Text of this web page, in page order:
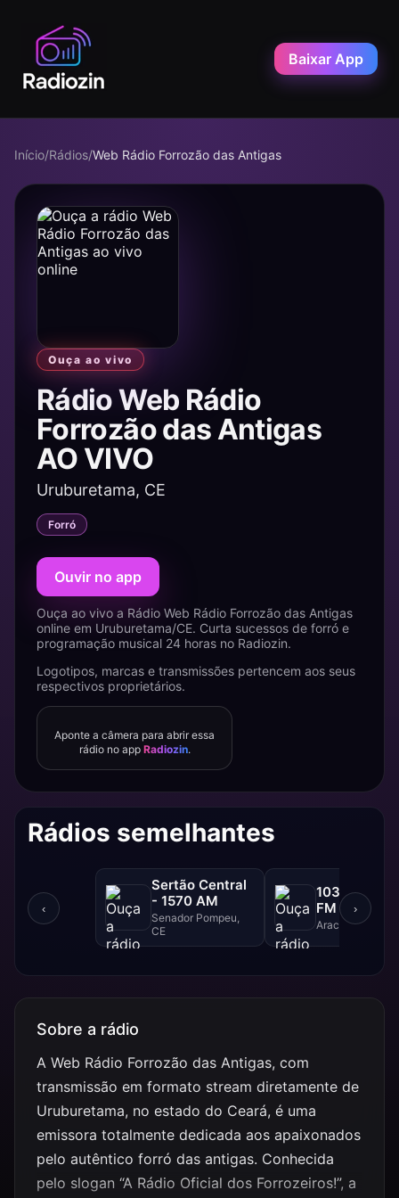
Baixar App
Início/Rádios/Web Rádio Forrozão das Antigas
Ouça ao vivo
Rádio Web Rádio
Forrozão das Antigas
AO VIVO
Uruburetama, CE
Forró
Ouvir no app
Ouça ao vivo a Rádio Web Rádio Forrozão das Antigas
online em Uruburetama/CE. Curta sucessos de forró e
programação musical 24 horas no Radiozin.
Logotipos, marcas e transmissões pertencem aos seus
respectivos proprietários.
Aponte a câmera para abrir essa
rádio no app Radiozin.
Rádios semelhantes
‹
Sertão Central
- 1570 AM
Senador Pompeu,
CE
103 FM -
FM
Aracajú, SE
›
Sobre a rádio
A Web Rádio Forrozão das Antigas, com
transmissão em formato stream diretamente de
Uruburetama, no estado do Ceará, é uma
emissora totalmente dedicada aos apaixonados
pelo autêntico forró das antigas. Conhecida
pelo slogan “A Rádio Oficial dos Forrozeiros!”, a